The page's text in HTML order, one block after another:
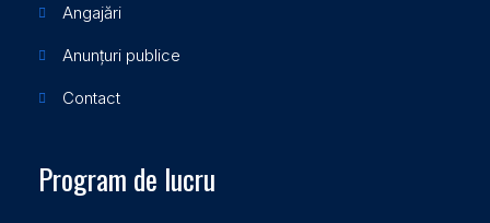
Angajări
Anunțuri publice
Contact
Program de lucru